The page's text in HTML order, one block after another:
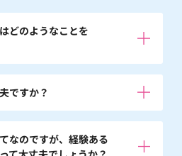
どのようなことを
ですか？
なのですが、経験ある